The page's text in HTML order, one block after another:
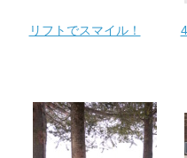
リフトでスマイル！